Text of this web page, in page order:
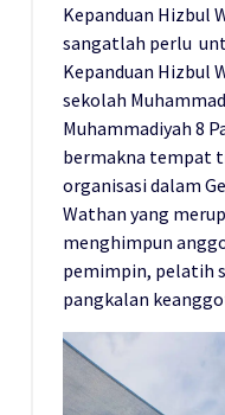
Kepanduan Hizbul
sangatlah perlu
Kepanduan Hizbul
sekolah
Muhammadiyah 8
bermakna tempat
organisasi dalam
Wathan yang
menghimpun
pemimpin, pelatih
pangkalan